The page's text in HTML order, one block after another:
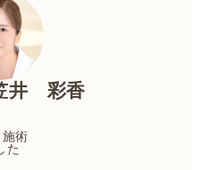
井 彩香
術
た